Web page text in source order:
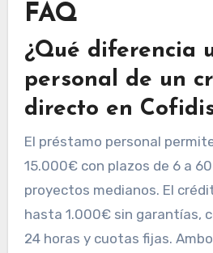
FAQ
¿Qué diferencia
personal de un
directo en
El préstamo personal
15.000€ con plazos de 6 a
proyectos medianos. El
hasta 1.000€ sin garantías,
24 horas y cuotas fijas.